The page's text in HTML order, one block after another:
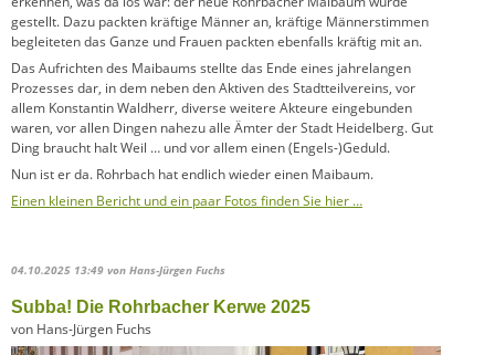
gestellt. Dazu packten kräftige Männer an, kräftige Männerstimmen
begleiteten das Ganze und Frauen packten ebenfalls kräftig mit an.
Das Aufrichten des Maibaums stellte das Ende eines jahrelangen
Prozesses dar, in dem neben den Aktiven des Stadtteilvereins, vor
allem Konstantin Waldherr, diverse weitere Akteure eingebunden
waren, vor allen Dingen nahezu alle Ämter der Stadt Heidelberg. Gut
Ding braucht halt Weil … und vor allem einen (Engels-)Geduld.
Nun ist er da. Rohrbach hat endlich wieder einen Maibaum.
Einen kleinen Bericht und ein paar Fotos finden Sie hier …
04.10.2025 13:49 von Hans-Jürgen Fuchs
Subba! Die Rohrbacher Kerwe 2025
von Hans-Jürgen Fuchs